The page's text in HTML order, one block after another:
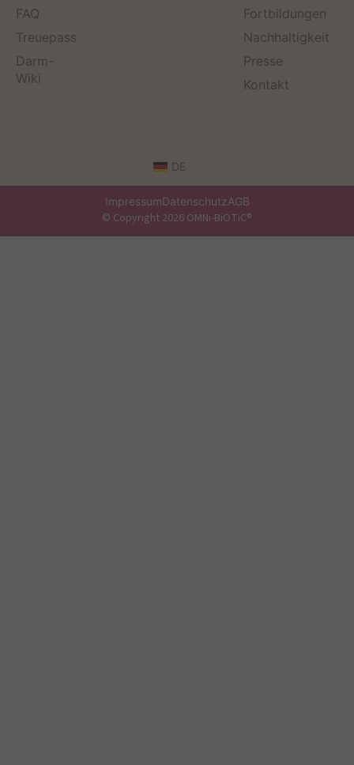
FAQ
Treuepass
Darm-
Wiki
Fortbildungen
Nachhaltigkeit
Presse
Kontakt
DE
ImpressumDatenschutzAGB
© Copyright 2026 OMNi-BiOTiC®